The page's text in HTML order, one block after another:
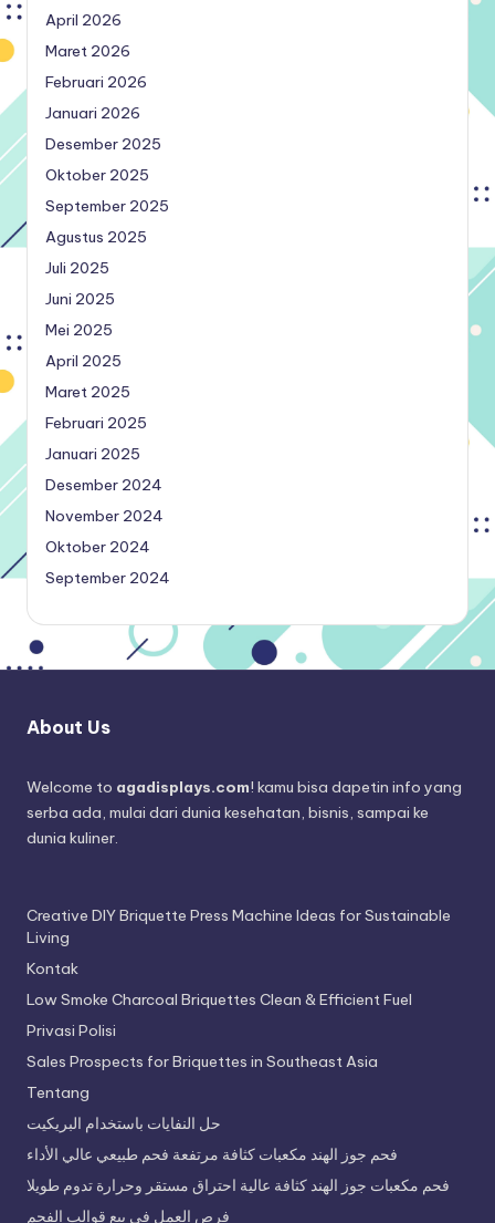
April 2026
Maret 2026
Februari 2026
Januari 2026
Desember 2025
Oktober 2025
September 2025
Agustus 2025
Juli 2025
Juni 2025
Mei 2025
April 2025
Maret 2025
Februari 2025
Januari 2025
Desember 2024
November 2024
Oktober 2024
September 2024
About Us
Welcome to agadisplays.com! kamu bisa dapetin info yang
serba ada, mulai dari dunia kesehatan, bisnis, sampai ke
dunia kuliner.
Creative DIY Briquette Press Machine Ideas for Sustainable
Living
Kontak
Low Smoke Charcoal Briquettes Clean & Efficient Fuel
Privasi Polisi
Sales Prospects for Briquettes in Southeast Asia
Tentang
حل النفايات باستخدام البريكيت
فحم جوز الهند مكعبات كثافة مرتفعة فحم طبيعي عالي الأداء
فحم مكعبات جوز الهند كثافة عالية احتراق مستقر وحرارة تدوم طويلا
فرص العمل في بيع قوالب الفحم